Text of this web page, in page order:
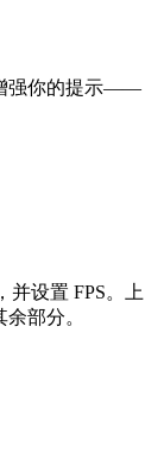
强你的提示——
设置 FPS。上
部分。